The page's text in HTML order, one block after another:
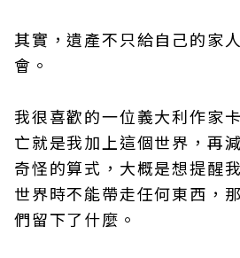
其實，遺產不只給自己的家
會。
我很喜歡的一位義大利作家
亡就是我加上這個世界，再
奇怪的算式，大概是想提醒
世界時不能帶走任何東西，
們留下了什麼。